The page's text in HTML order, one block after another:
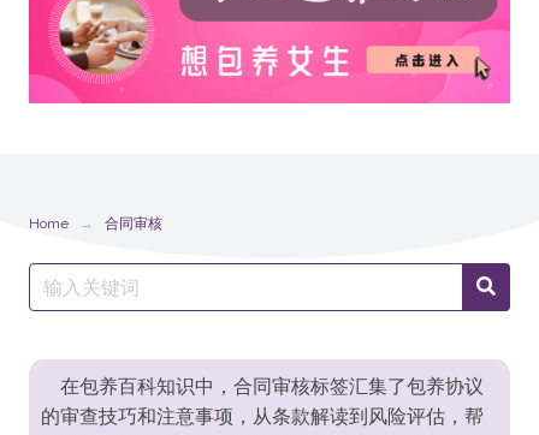
Home 合同审核
Search
for:
在包养百科知识中，合同审核标签汇集了包养协议
的审查技巧和注意事项，从条款解读到风险评估，帮